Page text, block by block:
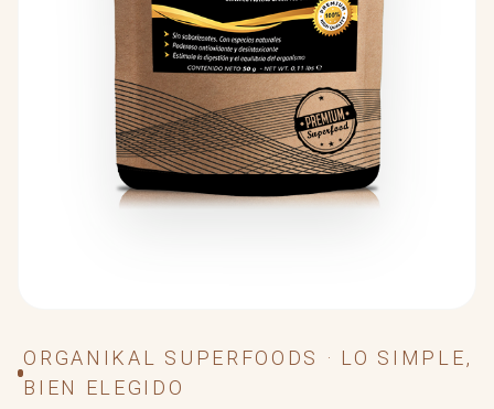
ORGANIKAL SUPERFOODS · LO SIMPLE,
BIEN ELEGIDO